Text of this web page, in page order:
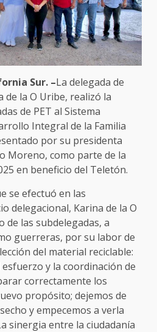
Sur. –La delegada de
de la O Uribe, realizó la
de PET al Sistema
Integral de la Familia
por su presidenta
Moreno, como parte de la
en beneficio del Teletón.
se efectuó en las
delegacional, Karina de la O
de las subdelegadas, a
guerreras, por su labor de
del material reciclable:
y la coordinación de
correctamente los
propósito; dejemos de
y empecemos a verla
sinergia entre la ciudadanía